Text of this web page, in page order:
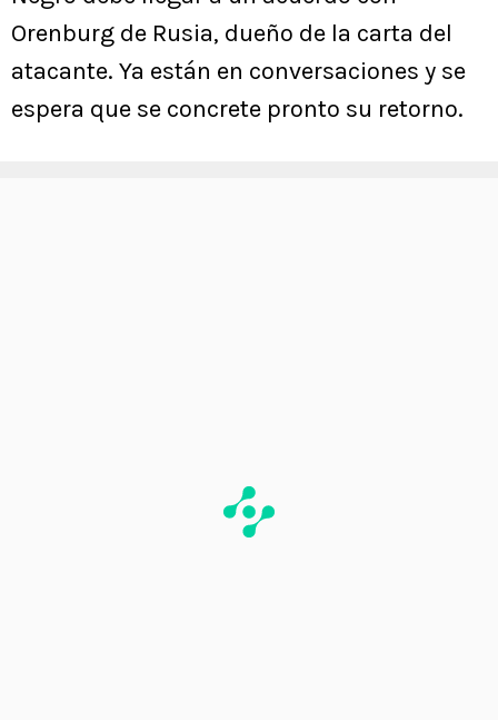
Orenburg de Rusia, dueño de la carta del
atacante. Ya están en conversaciones y se
espera que se concrete pronto su retorno.